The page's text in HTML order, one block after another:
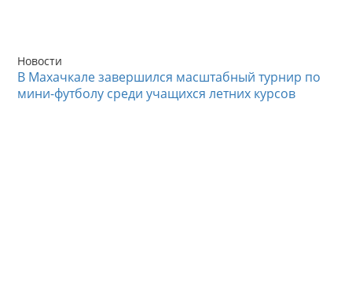
Новости
В Махачкале завершился масштабный турнир по
мини-футболу среди учащихся летних курсов